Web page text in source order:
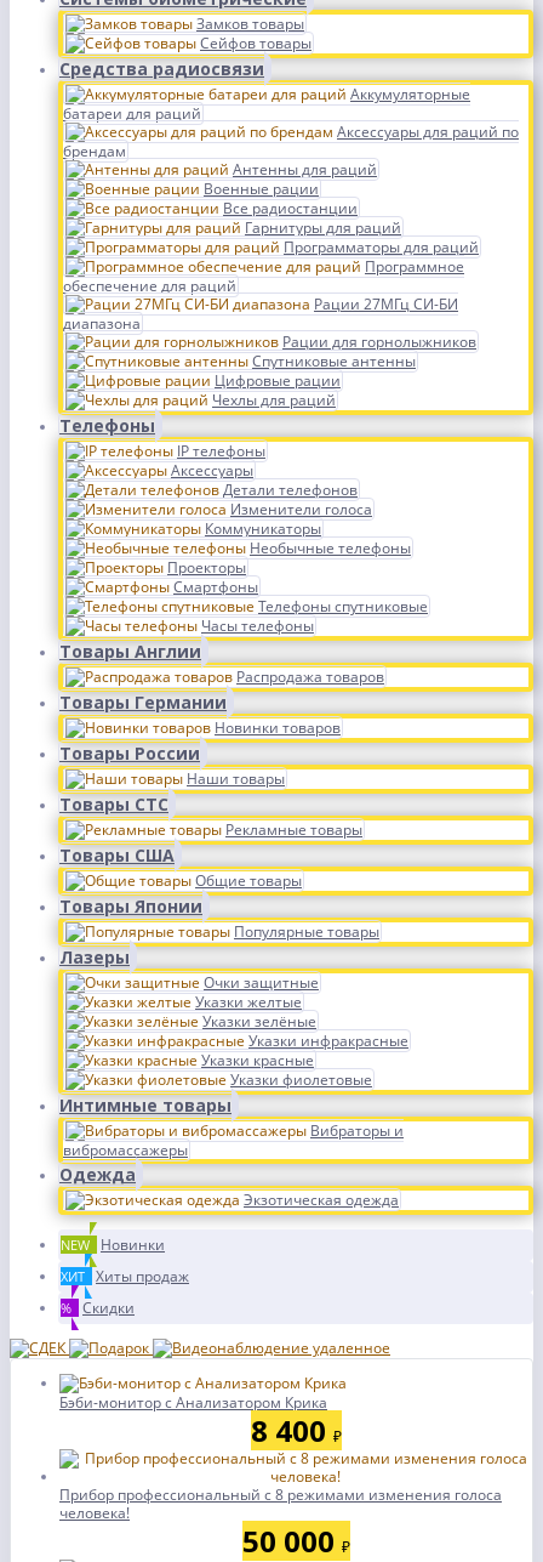
Замков товары
Сейфов товары
Средства радиосвязи
Аккумуляторные
батареи для раций
Аксессуары для раций по
брендам
Антенны для раций
Военные рации
Все радиостанции
Гарнитуры для раций
Программаторы для раций
Программное
обеспечение для раций
Рации 27МГц СИ-БИ
диапазона
Рации для горнолыжников
Спутниковые антенны
Цифровые рации
Чехлы для раций
Телефоны
IP телефоны
Аксессуары
Детали телефонов
Изменители голоса
Коммуникаторы
Необычные телефоны
Проекторы
Смартфоны
Телефоны спутниковые
Часы телефоны
Товары Англии
Распродажа товаров
Товары Германии
Новинки товаров
Товары России
Наши товары
Товары СТС
Рекламные товары
Товары США
Общие товары
Товары Японии
Популярные товары
Лазеры
Очки защитные
Указки желтые
Указки зелёные
Указки инфракрасные
Указки красные
Указки фиолетовые
Интимные товары
Вибраторы и
вибромассажеры
Одежда
Экзотическая одежда
NEW Новинки
ХИТ Хиты продаж
% Скидки
Бэби-монитор с Анализатором Крика
8 400 ₽
Прибор профессиональный с 8 режимами изменения голоса
человека!
50 000 ₽